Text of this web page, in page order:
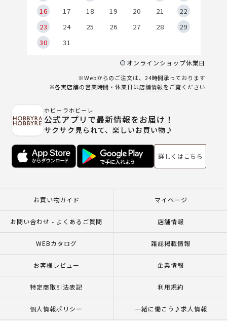
16
17 18 19 20 21
22
23
24 25 26 27 28
29
30
31
オンラインショップ休業日
※Webからのご注文は、24時間承っております
※各実店舗の営業時間・休業日は店舗情報をご覧ください
ホビーラホビーレ
公式アプリで最新情報をお届け！
サクサク見られて、楽しいお買い物♪
詳しくはこちら
お買い物ガイド マイページ
お問い合わせ - よくあるご質問 店舗情報
WEBカタログ 雑誌掲載情報
お客様レビュー 企業情報
特定商取引法表記 利用規約
個人情報ポリシー 一緒に働こう♪求人情報